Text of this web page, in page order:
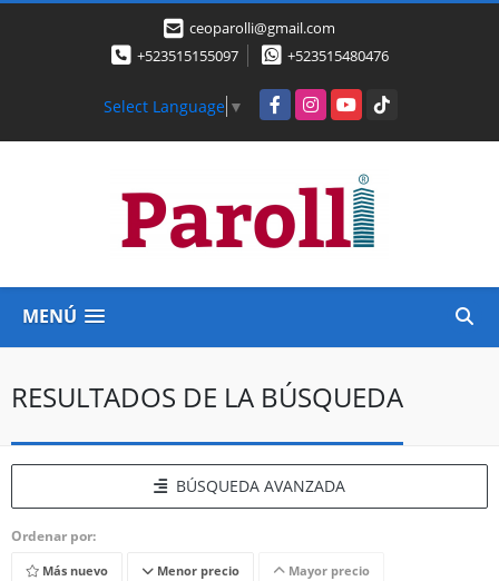
ceoparolli@gmail.com
+523515155097
+523515480476
Select Language ▼ FacebookInstagramYouTubeTikTok
MENÚ
RESULTADOS DE LA BÚSQUEDA
BÚSQUEDA AVANZADA
Ordenar por:
Más nuevo Menor precio Mayor precio